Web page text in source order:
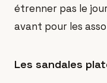
étrenner pas le
avant pour les
Les sandales